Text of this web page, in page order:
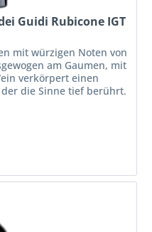
Guidi Rubicone IGT
mit würzigen Noten von
am Gaumen, mit
verkörpert einen
die Sinne tief berührt.